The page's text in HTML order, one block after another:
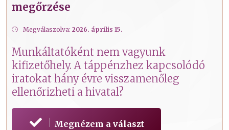
megőrzése
Megválaszolva: 2026. április 15.
Munkáltatóként nem vagyunk
kifizetőhely. A táppénzhez kapcsolódó
iratokat hány évre visszamenőleg
ellenőrizheti a hivatal?
Megnézem a választ